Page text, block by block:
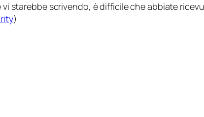
starebbe scrivendo, è difficile che abbiate
)